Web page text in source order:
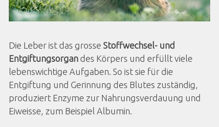
Die Leber ist das grosse Stoffwechsel- und
Entgiftungsorgan des Körpers und erfüllt viele
lebenswichtige Aufgaben. So ist sie für die
Entgiftung und Gerinnung des Blutes zuständig,
produziert Enzyme zur Nahrungsverdauung und
Eiweisse, zum Beispiel Albumin.